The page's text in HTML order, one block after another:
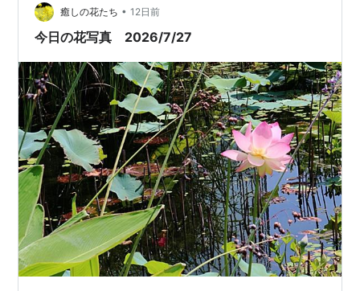
癒しの花たち • 12日前
今日の花写真 2026/7/27